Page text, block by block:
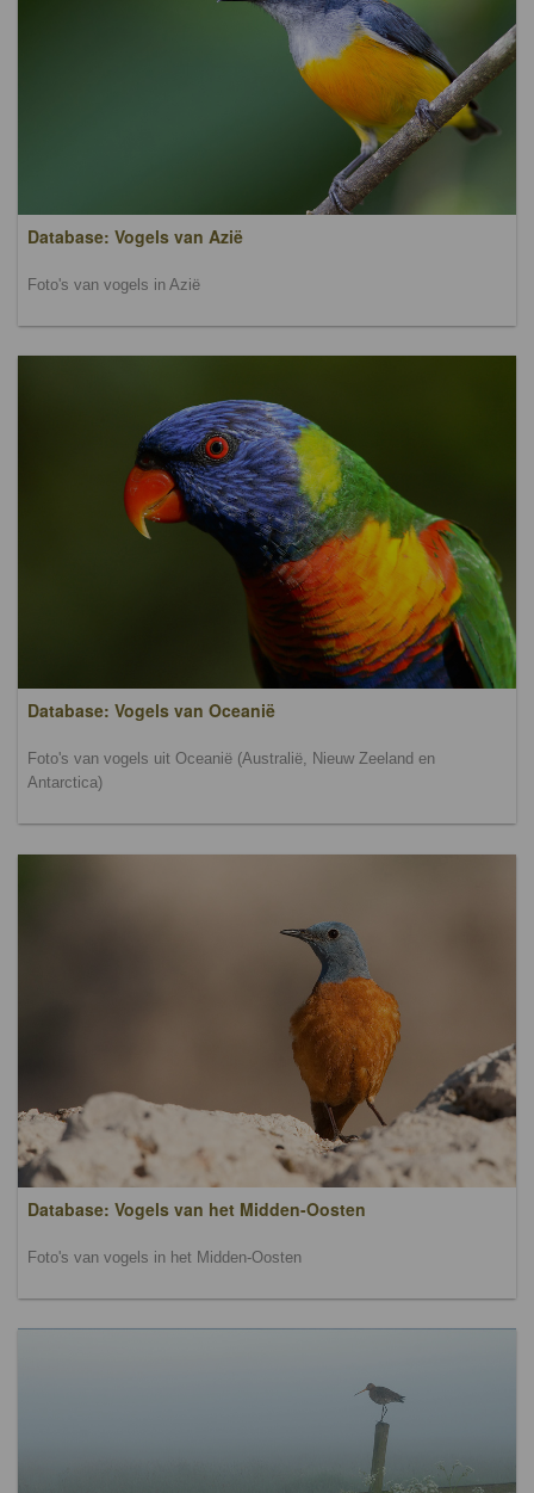
Database: Vogels van Azië
Foto's van vogels in Azië
Database: Vogels van Oceanië
Foto's van vogels uit Oceanië (Australië, Nieuw Zeeland en
Antarctica)
Database: Vogels van het Midden-Oosten
Foto's van vogels in het Midden-Oosten